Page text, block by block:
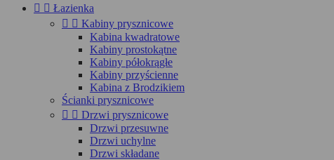
  Łazienka
  Kabiny prysznicowe
Kabina kwadratowe
Kabiny prostokątne
Kabiny półokrągłe
Kabiny przyścienne
Kabina z Brodzikiem
Ścianki prysznicowe
  Drzwi prysznicowe
Drzwi przesuwne
Drzwi uchylne
Drzwi składane